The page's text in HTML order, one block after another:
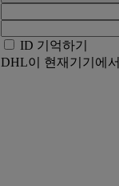
ID 기억하기
DHL이 현재기기에